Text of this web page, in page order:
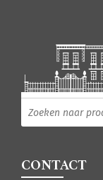
CONTACT